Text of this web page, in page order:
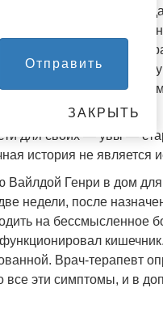
возможно,
сильных
давать ему
врач сказал, что
девять дней Шарбонн
для своих — увы —
история не является
Генри в дом для
недели, после
на бессмысленное
Врач-терапевт
эти симптомы, и в
Отправить
ЗАКРЫТЬ